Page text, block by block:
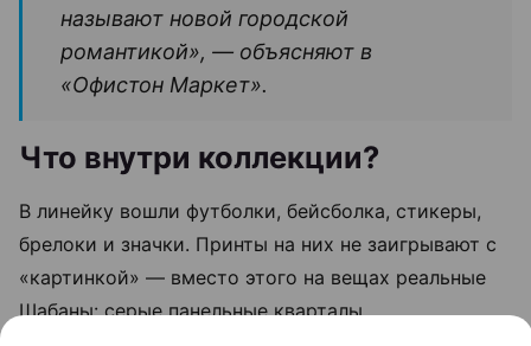
называют новой городской
романтикой», — объясняют в
«Офистон Маркет».
Что внутри коллекции?
В линейку вошли футболки, бейсболка, стикеры,
брелоки и значки. Принты на них не заигрывают с
«картинкой» — вместо этого на вещах реальные
Шабаны: серые панельные кварталы,